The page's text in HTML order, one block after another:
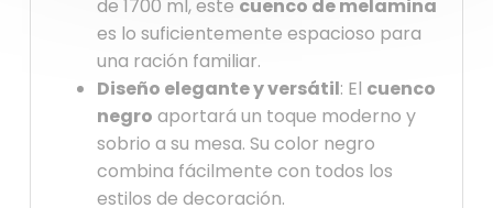
de 1700 ml, este cuenco de melamina
es lo suficientemente espacioso para
una ración familiar.
Diseño elegante y versátil: El cuenco
negro aportará un toque moderno y
sobrio a su mesa. Su color negro
combina fácilmente con todos los
estilos de decoración.